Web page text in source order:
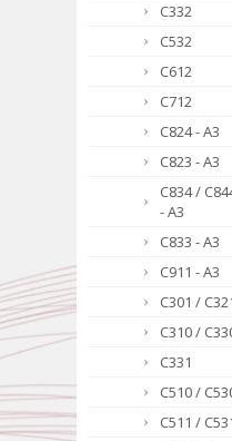
C332
C532
C612
C712
C824 - A3
C823 - A3
C834 /
- A3
C833 - A3
C911 - A3
C301 /
C310 /
C331
C510 /
C511 /